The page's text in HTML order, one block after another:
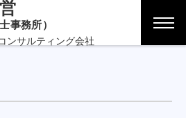
事務所）
ンサルティング会社